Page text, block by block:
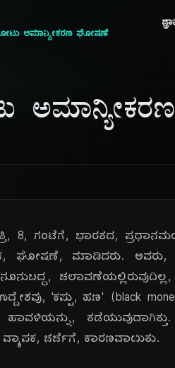
ಅಮಾನ್ಯೀಕರಣ ಘೋಷಣೆ
8, ಗಂಟೆಗೆ, ಭಾರತದ,
ಘೋಷಣೆ, ಮಾಡಿದರು. ಅವರು,
'ಕಪ್ಪು, ಹಣ' (black
ಹಾವಳಿಯನ್ನು,
ವ್ಯಾಪಕ, ಚರ್ಚೆಗೆ, ಕಾರಣವಾಯಿತು.